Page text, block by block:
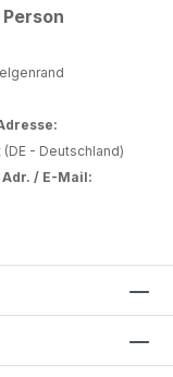
- Deutschland)
/ E-Mail: